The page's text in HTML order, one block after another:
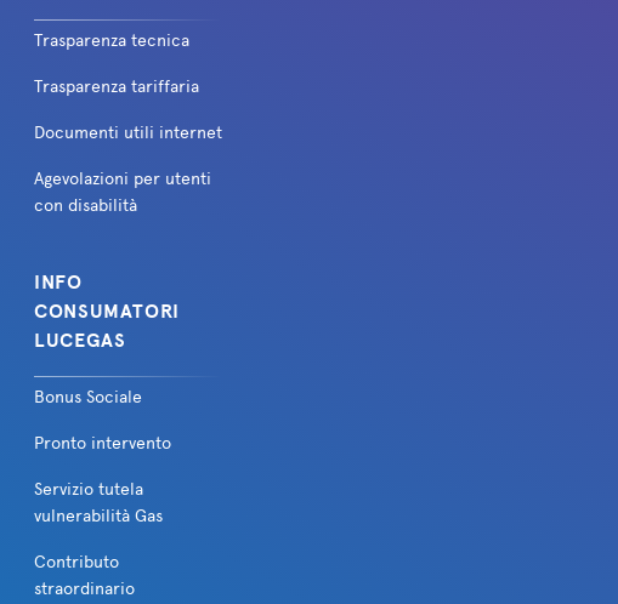
Scarica
Scarica
Trasparenza tecnica
Trasparenza tariffaria
Documenti utili internet
Agevolazioni per utenti
con disabilità
INFO
CONSUMATORI
LUCEGAS
Bonus Sociale
Pronto intervento
Servizio tutela
vulnerabilità Gas
Contributo
straordinario